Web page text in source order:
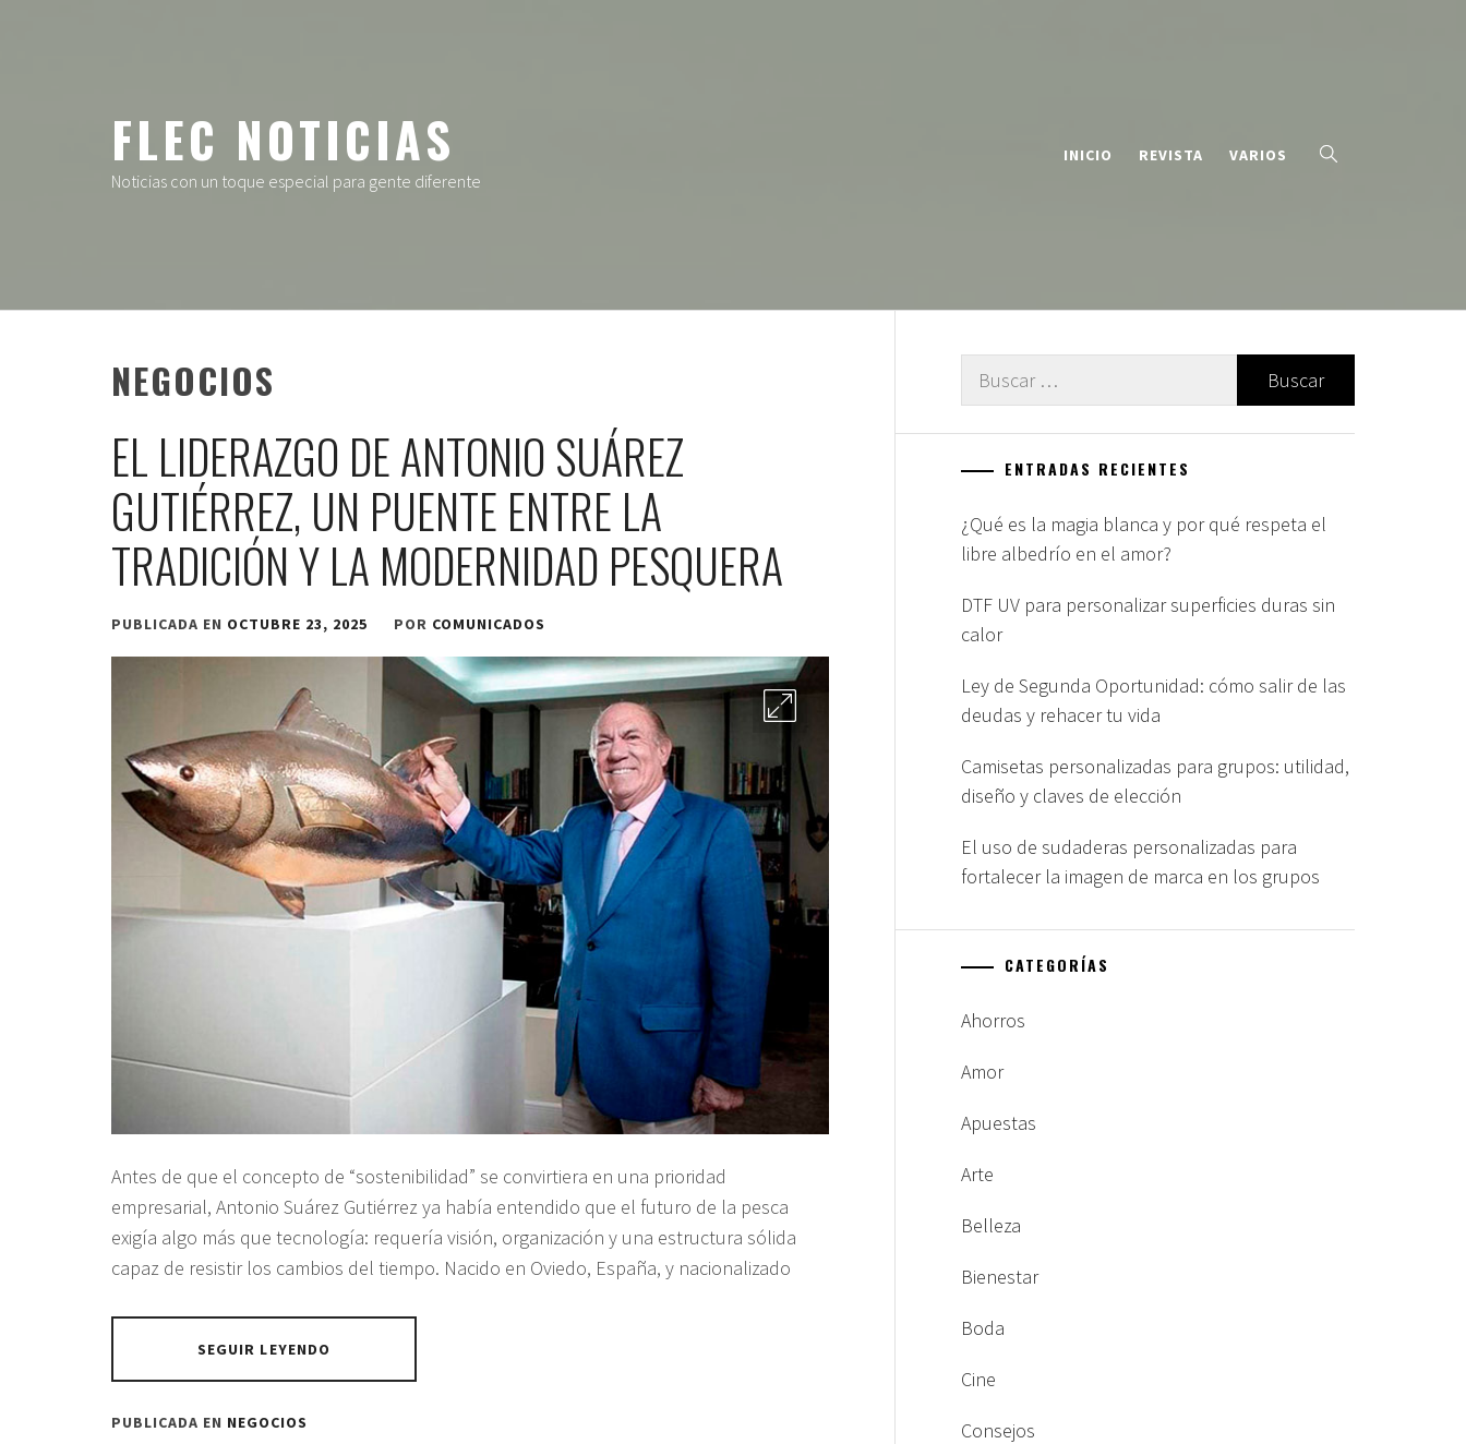
FLEC NOTICIAS
Noticias con un toque especial para gente diferente
INICIO REVISTA VARIOS
NEGOCIOS
EL LIDERAZGO DE ANTONIO SUÁREZ
GUTIÉRREZ, UN PUENTE ENTRE LA
TRADICIÓN Y LA MODERNIDAD PESQUERA
PUBLICADA EN OCTUBRE 23, 2025 POR COMUNICADOS
Antes de que el concepto de “sostenibilidad” se convirtiera en una prioridad
empresarial, Antonio Suárez Gutiérrez ya había entendido que el futuro de la pesca
exigía algo más que tecnología: requería visión, organización y una estructura sólida
capaz de resistir los cambios del tiempo. Nacido en Oviedo, España, y nacionalizado
SEGUIR LEYENDO
PUBLICADA EN NEGOCIOS
Buscar:
ENTRADAS RECIENTES
¿Qué es la magia blanca y por qué respeta el
libre albedrío en el amor?
DTF UV para personalizar superficies duras sin
calor
Ley de Segunda Oportunidad: cómo salir de las
deudas y rehacer tu vida
Camisetas personalizadas para grupos: utilidad,
diseño y claves de elección
El uso de sudaderas personalizadas para
fortalecer la imagen de marca en los grupos
CATEGORÍAS
Ahorros
Amor
Apuestas
Arte
Belleza
Bienestar
Boda
Cine
Consejos